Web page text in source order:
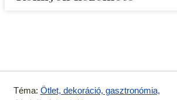
Téma: Ötlet, dekoráció, gasztronómia,